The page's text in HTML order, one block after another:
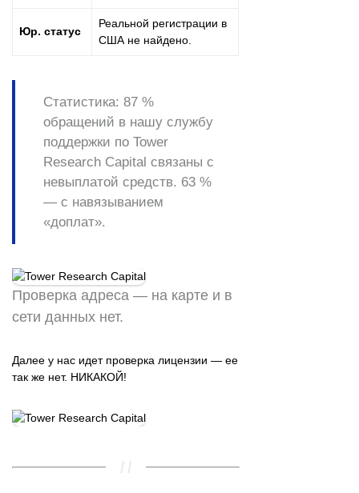
Юр. статус
Реальной регистрации в
США не найдено.
Статистика: 87 %
обращений в нашу службу
поддержки по Tower
Research Capital связаны с
невыплатой средств. 63 %
— с навязыванием
«доплат».
Проверка адреса — на карте и в
сети данных нет.
Далее у нас идет проверка лицензии — ее
так же нет. НИКАКОЙ!